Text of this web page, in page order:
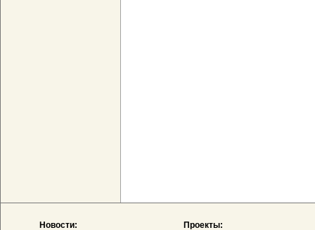
Новости: Проекты: